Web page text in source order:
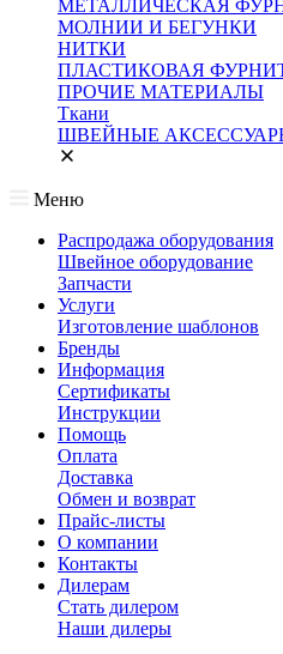
МЕТАЛЛИЧЕСКАЯ
МОЛНИИ И БЕГУНКИ
НИТКИ
ПЛАСТИКОВАЯ
ПРОЧИЕ МАТЕРИАЛЫ
Ткани
ШВЕЙНЫЕ
Меню
Распродажа оборудования
Швейное оборудование
Запчасти
Услуги
Изготовление шаблонов
Бренды
Информация
Сертификаты
Инструкции
Помощь
Оплата
Доставка
Обмен и возврат
Прайс-листы
О компании
Контакты
Дилерам
Стать дилером
Наши дилеры